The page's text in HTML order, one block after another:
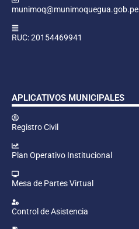
munimoq@munimoquegua.gob.pe
RUC: 20154469941
APLICATIVOS MUNICIPALES
Registro Civil
Plan Operativo Institucional
Mesa de Partes Virtual
Control de Asistencia